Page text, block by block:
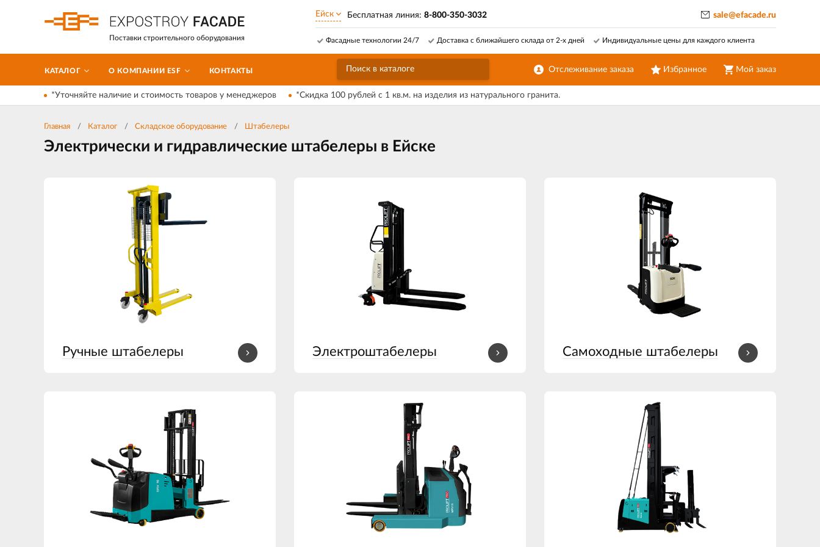
Поставки строительного оборудования
Ейск Бесплатная линия: 8-800-350-3032
Отслеживание заказа Избранное Мой заказ
Фасадные технологии 24/7 Доставка с ближайшего склада от 2-х дней Индивидуальные цены для каждого клиента
КАТАЛОГ О КОМПАНИИ ESF КОНТАКТЫ
sale@efacade.ru
*Уточняйте наличие и стоимость товаров у менеджеров *Скидка 100 рублей с 1 кв.м. на изделия из натурального гранита.
Главная Каталог Складское оборудование Штабелеры
Электрически и гидравлические штабелеры в Ейске
Ручные штабелеры Электроштабелеры Самоходные штабелеры